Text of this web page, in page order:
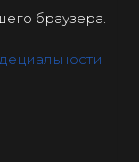
браузера.